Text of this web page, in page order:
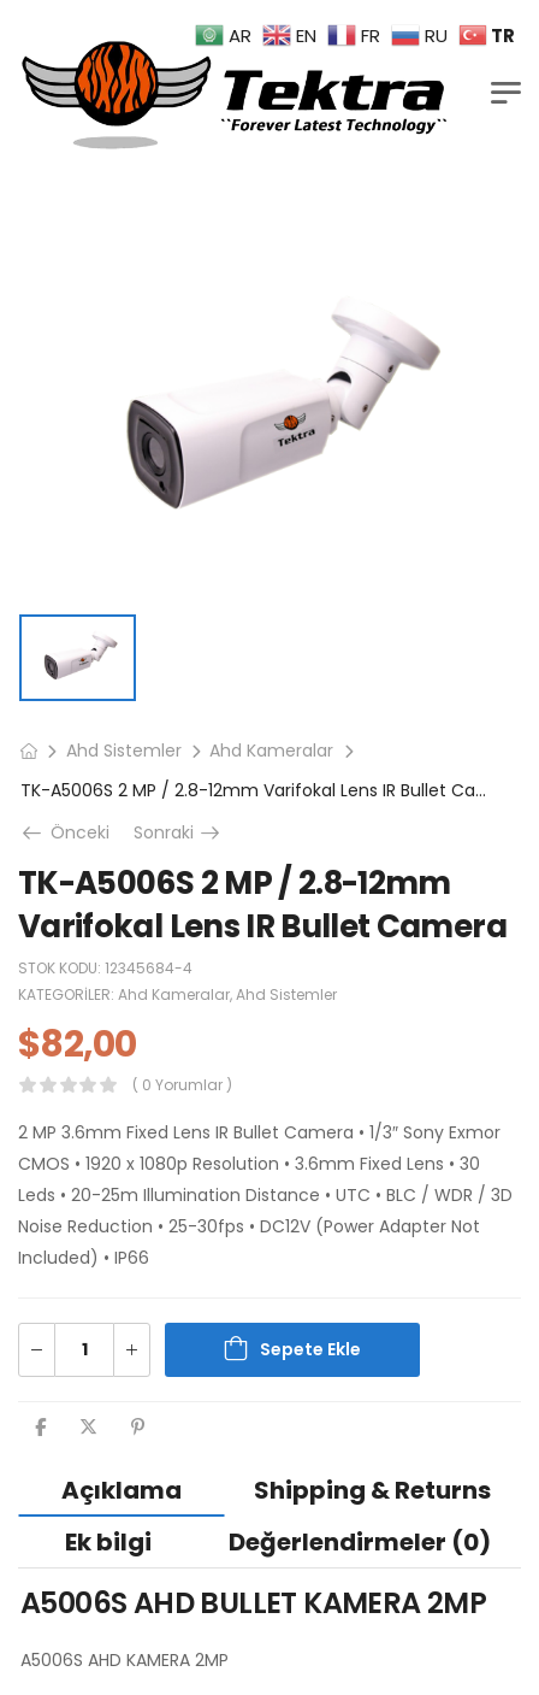
Ahd Sistemler
Ahd Kameralar
TK-A5006S 2 MP / 2.8-12mm Varifokal Lens IR Bullet Camera
Önceki
Sonraki
TK-A5006S 2 MP / 2.8-12mm
Varifokal Lens IR Bullet Camera
STOK KODU: 12345684-4
KATEGORILER: Ahd Kameralar,Ahd Sistemler
$82,00
( 0 Yorumlar )
2 MP 3.6mm Fixed Lens IR Bullet Camera • 1/3″ Sony Exmor
CMOS • 1920 x 1080p Resolution • 3.6mm Fixed Lens • 30
Leds • 20-25m Illumination Distance • UTC • BLC / WDR / 3D
Noise Reduction • 25-30fps • DC12V (Power Adapter Not
Included) • IP66
Sepete Ekle
Açıklama
Shipping & Returns
Ek bilgi
Değerlendirmeler (0)
A5006S AHD BULLET KAMERA 2MP
A5006S AHD KAMERA 2MP
AR EN FR RU TR